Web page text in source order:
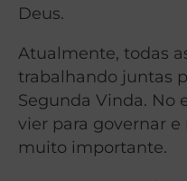
Deus.
Atualmente, todas
trabalhando juntas
Segunda Vinda. No
vier para governar e
muito importante.